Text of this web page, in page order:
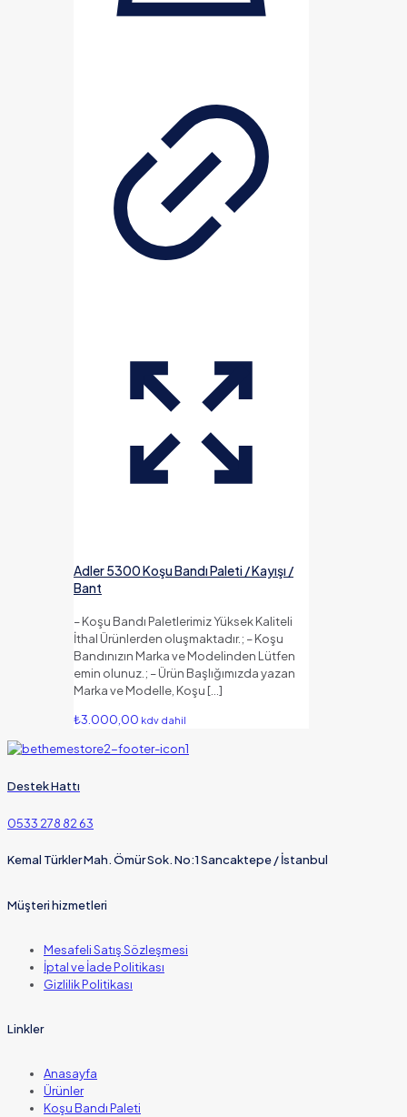
Adler 5300 Koşu Bandı Paleti / Kayışı /
Bant
– Koşu Bandı Paletlerimiz Yüksek Kaliteli
İthal Ürünlerden oluşmaktadır.; – Koşu
Bandınızın Marka ve Modelinden Lütfen
emin olunuz.; – Ürün Başlığımızda yazan
Marka ve Modelle, Koşu […]
₺3.000,00 kdv dahil
Destek Hattı
0533 278 82 63
Kemal Türkler Mah. Ömür Sok. No:1 Sancaktepe / İstanbul
Müşteri hizmetleri
Mesafeli Satış Sözleşmesi
İptal ve İade Politikası
Gizlilik Politikası
Linkler
Anasayfa
Ürünler
Koşu Bandı Paleti